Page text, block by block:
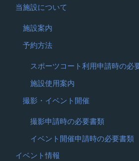
当施設について
施設案内
予約方法
スポーツコート利用申請時の必
施設使用案内
撮影・イベント開催
撮影申請時の必要書類
イベント開催申請時の必要書類
イベント情報